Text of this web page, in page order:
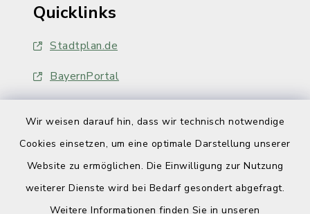
Wir weisen darauf hin, dass wir technisch notwendige
Cookies einsetzen, um eine optimale Darstellung unserer
Website zu ermöglichen. Die Einwilligung zur Nutzung
weiterer Dienste wird bei Bedarf gesondert abgefragt.
Weitere Informationen finden Sie in unseren
Quicklinks
Stadtplan.de
BayernPortal